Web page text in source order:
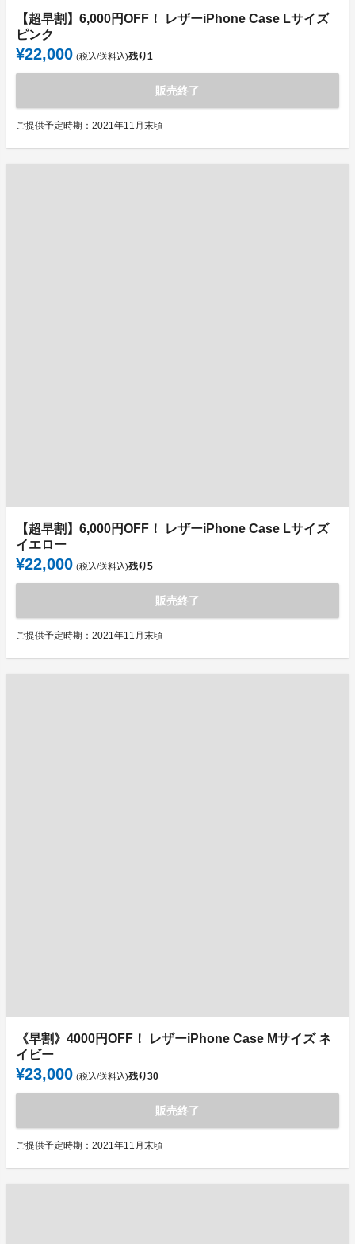
【超早割】6,000円OFF！ レザーiPhone Case Lサイズ
ピンク
¥22,000 (税込/送料込)残り1
販売終了
ご提供予定時期：2021年11月末頃
【超早割】6,000円OFF！ レザーiPhone Case Lサイズ
イエロー
¥22,000 (税込/送料込)残り5
販売終了
ご提供予定時期：2021年11月末頃
《早割》4000円OFF！ レザーiPhone Case Mサイズ ネ
イビー
¥23,000 (税込/送料込)残り30
販売終了
ご提供予定時期：2021年11月末頃